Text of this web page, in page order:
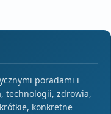
poradami i
technologii, zdrowia,
konkretne